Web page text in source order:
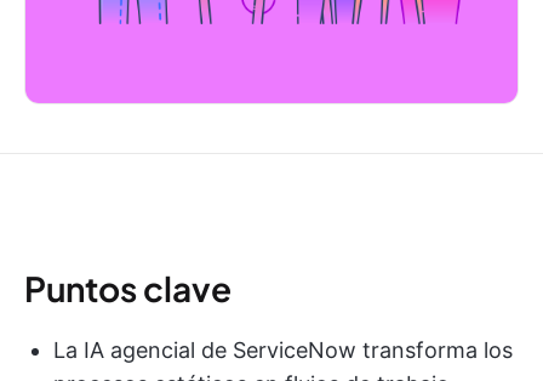
Puntos clave
La IA agencial de ServiceNow transforma los